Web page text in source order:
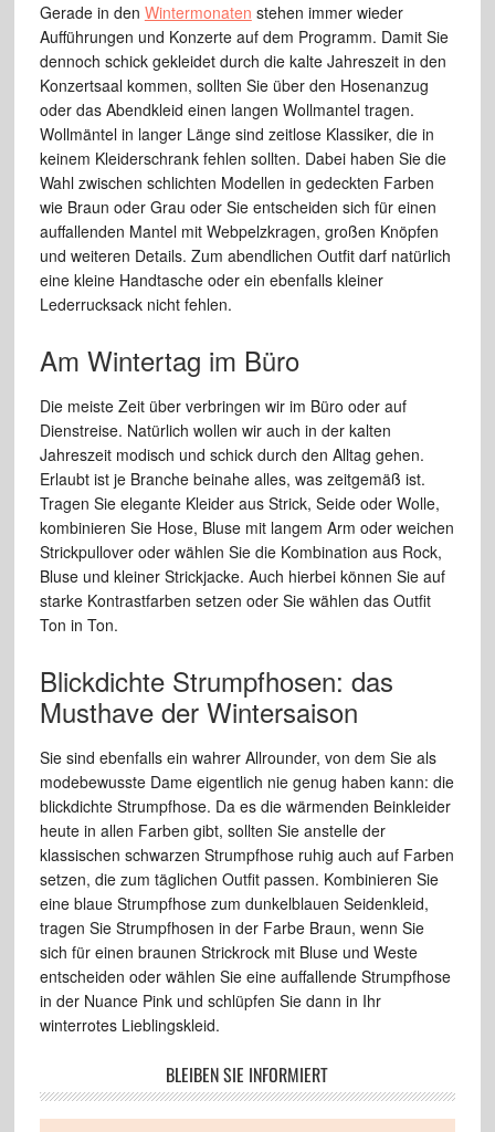
Gerade in den Wintermonaten stehen immer wieder
Aufführungen und Konzerte auf dem Programm. Damit Sie
dennoch schick gekleidet durch die kalte Jahreszeit in den
Konzertsaal kommen, sollten Sie über den Hosenanzug
oder das Abendkleid einen langen Wollmantel tragen.
Wollmäntel in langer Länge sind zeitlose Klassiker, die in
keinem Kleiderschrank fehlen sollten. Dabei haben Sie die
Wahl zwischen schlichten Modellen in gedeckten Farben
wie Braun oder Grau oder Sie entscheiden sich für einen
auffallenden Mantel mit Webpelzkragen, großen Knöpfen
und weiteren Details. Zum abendlichen Outfit darf natürlich
eine kleine Handtasche oder ein ebenfalls kleiner
Lederrucksack nicht fehlen.
Am Wintertag im Büro
Die meiste Zeit über verbringen wir im Büro oder auf
Dienstreise. Natürlich wollen wir auch in der kalten
Jahreszeit modisch und schick durch den Alltag gehen.
Erlaubt ist je Branche beinahe alles, was zeitgemäß ist.
Tragen Sie elegante Kleider aus Strick, Seide oder Wolle,
kombinieren Sie Hose, Bluse mit langem Arm oder weichen
Strickpullover oder wählen Sie die Kombination aus Rock,
Bluse und kleiner Strickjacke. Auch hierbei können Sie auf
starke Kontrastfarben setzen oder Sie wählen das Outfit
Ton in Ton.
Blickdichte Strumpfhosen: das
Musthave der Wintersaison
Sie sind ebenfalls ein wahrer Allrounder, von dem Sie als
modebewusste Dame eigentlich nie genug haben kann: die
blickdichte Strumpfhose. Da es die wärmenden Beinkleider
heute in allen Farben gibt, sollten Sie anstelle der
klassischen schwarzen Strumpfhose ruhig auch auf Farben
setzen, die zum täglichen Outfit passen. Kombinieren Sie
eine blaue Strumpfhose zum dunkelblauen Seidenkleid,
tragen Sie Strumpfhosen in der Farbe Braun, wenn Sie
sich für einen braunen Strickrock mit Bluse und Weste
entscheiden oder wählen Sie eine auffallende Strumpfhose
in der Nuance Pink und schlüpfen Sie dann in Ihr
winterrotes Lieblingskleid.
BLEIBEN SIE INFORMIERT